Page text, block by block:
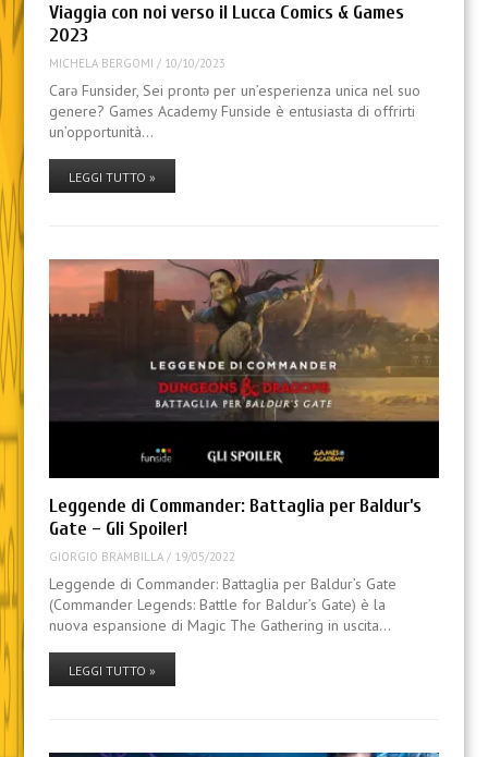
Viaggia con noi verso il Lucca Comics & Games
2023
MICHELA BERGOMI / 10/10/2023
Carə Funsider, Sei prontə per un’esperienza unica nel suo
genere? Games Academy Funside è entusiasta di offrirti
un’opportunità…
LEGGI TUTTO »
Leggende di Commander: Battaglia per Baldur’s
Gate – Gli Spoiler!
GIORGIO BRAMBILLA/ 19/05/2022
Leggende di Commander: Battaglia per Baldur’s Gate
(Commander Legends: Battle for Baldur’s Gate) è la
nuova espansione di Magic The Gathering in uscita…
LEGGI TUTTO »